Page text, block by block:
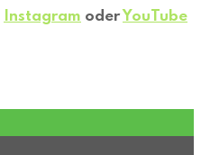
Instagram oderYouTube